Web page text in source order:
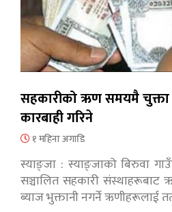
सहकारीको ऋण समयमै चुक्ता
कारबाही गरिने
१ महिना अगाडि
स्याङ्जा : स्याङ्जाको बिरुवा
सञ्चालित सहकारी
ब्याज भुक्तानी नगर्ने ऋणीहरूलाई